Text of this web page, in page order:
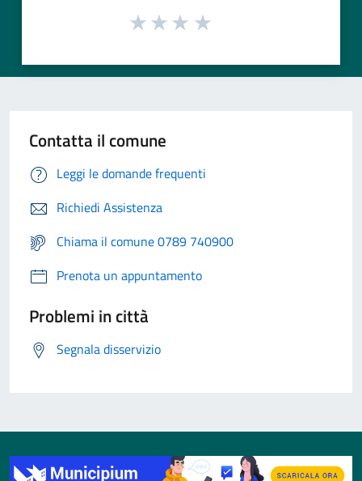
Contatta il comune
Leggi le domande frequenti
Richiedi Assistenza
Chiama il comune 0789 740900
Prenota un appuntamento
Problemi in città
Segnala disservizio